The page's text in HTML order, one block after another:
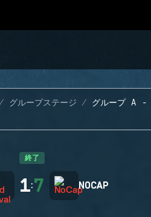
グループステージ グループ A -
終了
1:7 NOCAP